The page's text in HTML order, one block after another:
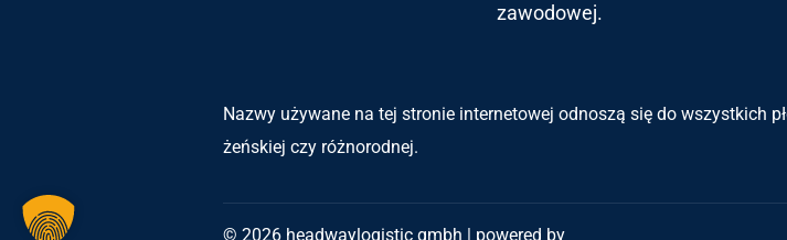
zawodowej.
Nazwy używane na tej stronie internetowej odnoszą się do wszystkich
żeńskiej czy różnorodnej.
© 2026 headwaylogistic gmbh | powered by